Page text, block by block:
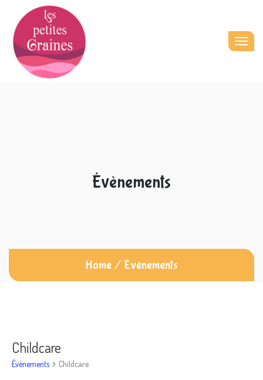
Évènements
Home / Évènements
Childcare
Évènements Childcare